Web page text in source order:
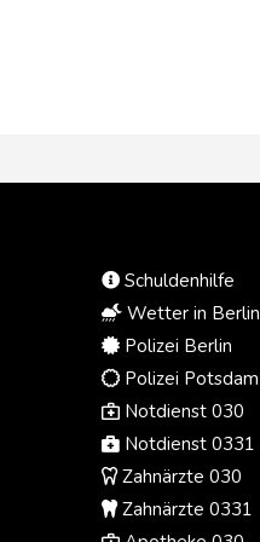
Schuldenhilfe
Wetter in Berlin
Polizei Berlin
Polizei Potsdam
Notdienst 030
Notdienst 0331
Zahnärzte 030
Zahnärzte 0331